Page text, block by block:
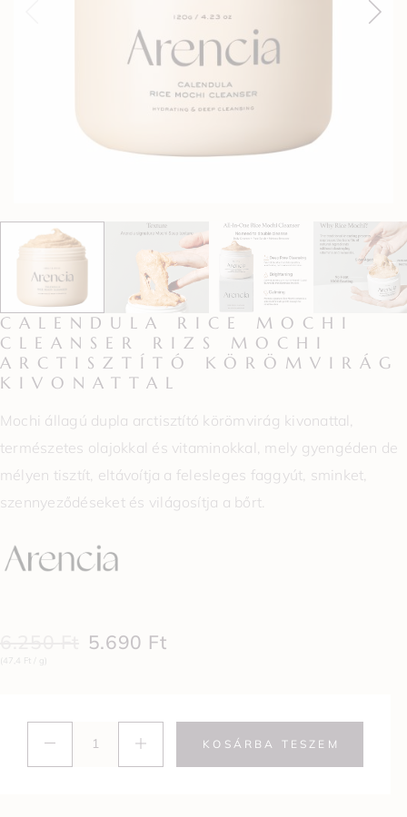
CALENDULA RICE MOCHI
CLEANSER RIZS MOCHI
ARCTISZTÍTÓ KÖRÖMVIRÁG
KIVONATTAL
Mochi állagú dupla arctisztító körömvirág kivonattal,
természetes olajokkal és vitaminokkal, mely gyengéden de
mélyen tisztít, eltávoítja a felesleges faggyút, sminket,
szennyeződéseket és világosítja a bőrt.
5.690 Ft
(47,4 Ft / g)
KOSÁRBA TESZEM